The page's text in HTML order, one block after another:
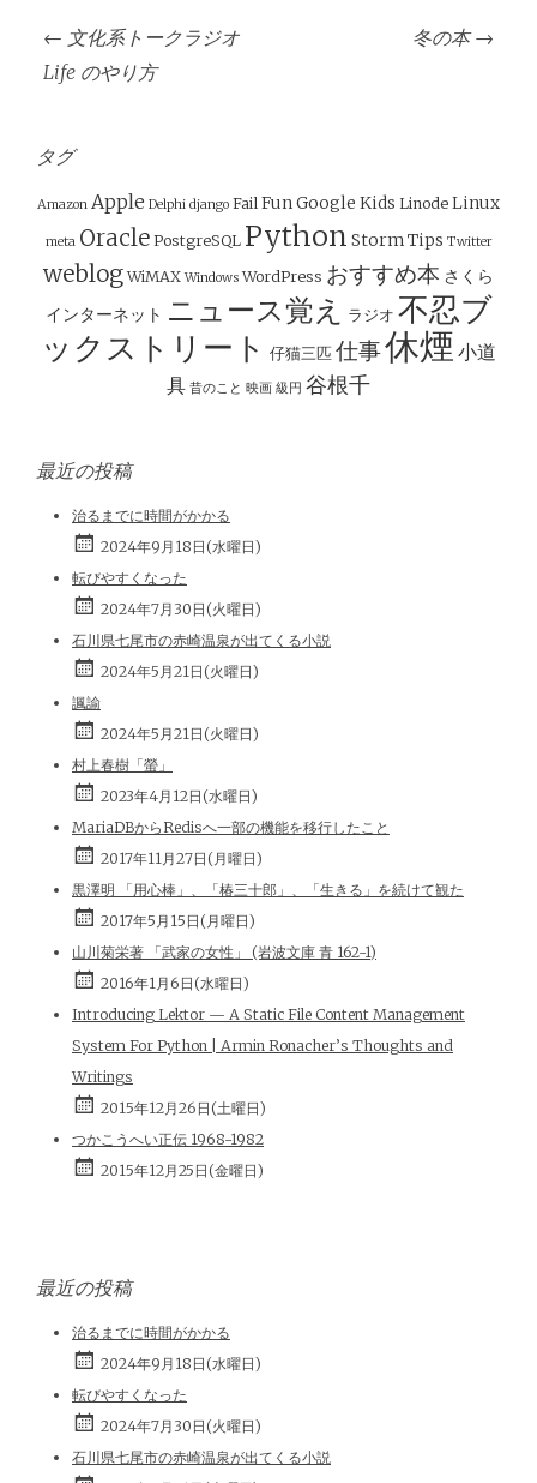
投
稿
ナ
ビ
ゲ
ー
シ
ョ
ン
← 文化系トークラジオ
Life のやり方
冬の本→
タグ
Amazon Apple Delphi django Fail FunGoogle Kids Linode Linux
meta Oracle PostgreSQL Python StormTips Twitter
weblog WiMAX Windows WordPress おすすめ本 さくら
インターネット ニュース覚え ラジオ 不忍ブ
ックストリート
仔猫三匹 仕事休煙 小道
具 昔のこと 映画 級円 谷根千
最近の投稿
治るまでに時間がかかる
2024年9月18日(水曜日)
転びやすくなった
2024年7月30日(火曜日)
石川県七尾市の赤崎温泉が出てくる小説
2024年5月21日(火曜日)
諷諭
2024年5月21日(火曜日)
村上春樹「螢」
2023年4月12日(水曜日)
MariaDBからRedisへ一部の機能を移行したこと
2017年11月27日(月曜日)
黒澤明 「用心棒」、「椿三十郎」、「生きる」を続けて観た
2017年5月15日(月曜日)
山川菊栄著 「武家の女性」 (岩波文庫 青 162-1)
2016年1月6日(水曜日)
Introducing Lektor — A Static File Content Management
System For Python | Armin Ronacher’s Thoughts and
Writings
2015年12月26日(土曜日)
つかこうへい正伝 1968-1982
2015年12月25日(金曜日)
最近の投稿
治るまでに時間がかかる
2024年9月18日(水曜日)
転びやすくなった
2024年7月30日(火曜日)
石川県七尾市の赤崎温泉が出てくる小説